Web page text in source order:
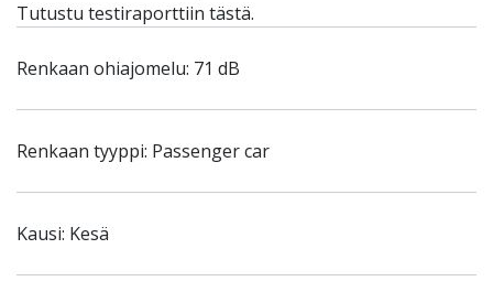
Tutustu testiraporttiin tästä.
Renkaan ohiajomelu: 71 dB
Renkaan tyyppi: Passenger car
Kausi: Kesä